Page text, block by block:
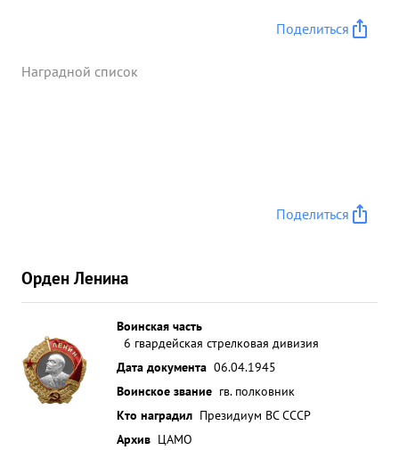
Поделиться
Наградной список
Поделиться
Орден Ленина
Воинская часть
6 гвардейская стрелковая дивизия
Дата документа 06.04.1945
Воинское звание гв. полковник
Кто наградил Президиум ВС СССР
Архив ЦАМО